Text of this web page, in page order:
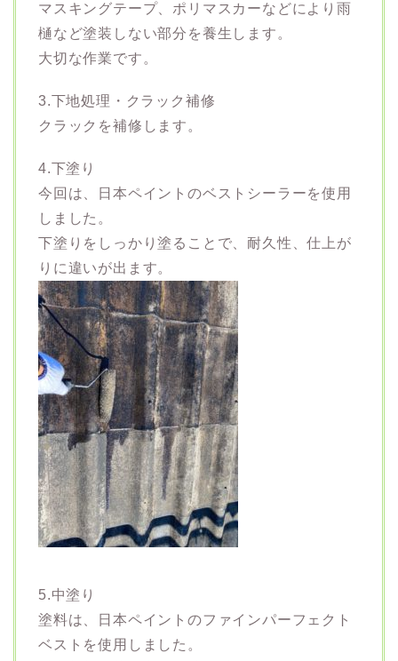
マスキングテープ、ポリマスカーなどにより雨
樋など塗装しない部分を養生します。
大切な作業です。
3.下地処理・クラック補修
クラックを補修します。
4.下塗り
今回は、日本ペイントのベストシーラーを使用
しました。
下塗りをしっかり塗ることで、耐久性、仕上が
りに違いが出ます。
5.中塗り
塗料は、日本ペイントのファインパーフェクト
ベストを使用しました。